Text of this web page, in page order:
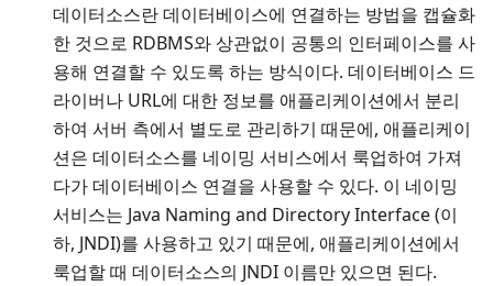
데이터소스란 데이터베이스에 연결하는 방법을 캡슐화
한 것으로 RDBMS와 상관없이 공통의 인터페이스를 사
용해 연결할 수 있도록 하는 방식이다. 데이터베이스 드
라이버나 URL에 대한 정보를 애플리케이션에서 분리
하여 서버 측에서 별도로 관리하기 때문에, 애플리케이
션은 데이터소스를 네이밍 서비스에서 룩업하여 가져
다가 데이터베이스 연결을 사용할 수 있다. 이 네이밍
서비스는 Java Naming and Directory Interface (이
하, JNDI)를 사용하고 있기 때문에, 애플리케이션에서
룩업할 때 데이터소스의 JNDI 이름만 있으면 된다.